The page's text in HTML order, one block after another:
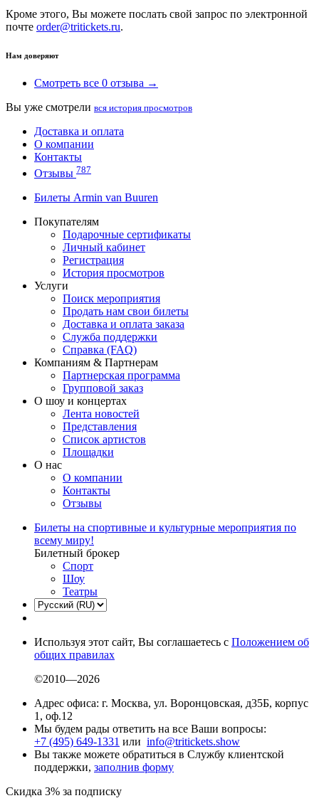
Кроме этого, Вы можете послать свой запрос по электронной
почте order@tritickets.ru.
Нам доверяют
Смотреть все 0 отзыва →
Вы уже смотрели вся история просмотров
Доставка и оплата
О компании
Контакты
Отзывы 787
Билеты Armin van Buuren
Покупателям
Подарочные сертификаты
Личный кабинет
Регистрация
История просмотров
Услуги
Поиск мероприятия
Продать нам свои билеты
Доставка и оплата заказа
Служба поддержки
Справка (FAQ)
Компаниям & Партнерам
Партнерская программа
Групповой заказ
О шоу и концертах
Лента новостей
Представления
Список артистов
Площадки
О нас
О компании
Контакты
Отзывы
Билеты на спортивные и культурные мероприятия по
всему миру!
Билетный брокер
Спорт
Шоу
Театры
Используя этот сайт, Вы соглашаетесь с Положением об
общих правилах
©2010—2026
Адрес офиса: г. Москва, ул. Воронцовская, д35Б, корпус
1, оф.12
Мы будем рады ответить на все Ваши вопросы:
+7 (495) 649-1331 или info@tritickets.show
Вы также можете обратиться в Службу клиентской
поддержки, заполнив форму
Скидка 3% за подписку